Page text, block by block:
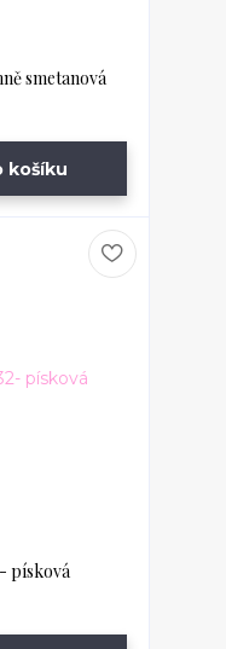
smetanová
košíku
písková